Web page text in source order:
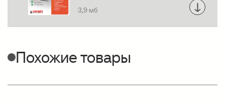
3,9 мб
Похожие товары